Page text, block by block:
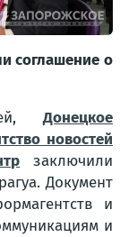
соглашение о
Донецкое
новостей
заключили
Документ
и
и